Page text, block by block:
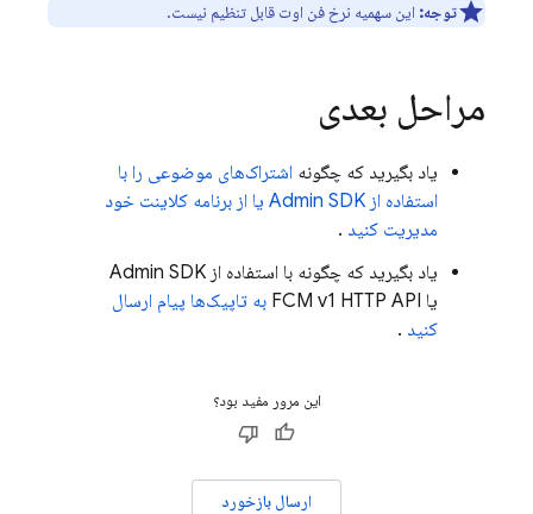
توجه: این سهمیه نرخ فن اوت قابل تنظیم نیست.
مراحل بعدی
یاد بگیرید که چگونه اشتراک‌های موضوعی را با
استفاده از Admin SDK یا از برنامه کلاینت خود
مدیریت کنید .
یاد بگیرید که چگونه با استفاده از Admin SDK
یا FCM v1 HTTP API
به تاپیک‌ها پیام ارسال
کنید .
این مرور مفید بود؟
ارسال بازخورد